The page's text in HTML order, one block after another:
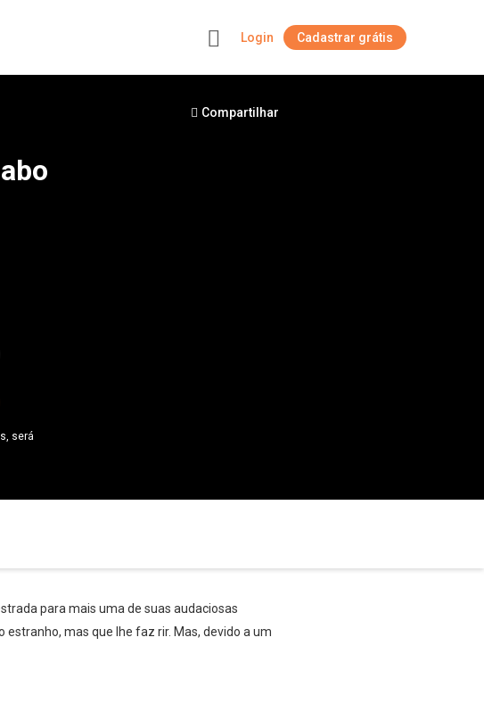
Login Cadastrar grátis
Compartilhar
será
para mais uma de suas audaciosas
mas que lhe faz rir. Mas, devido a um